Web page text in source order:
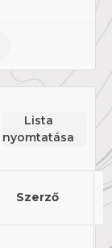
Lista
nyomtatása
Szerző